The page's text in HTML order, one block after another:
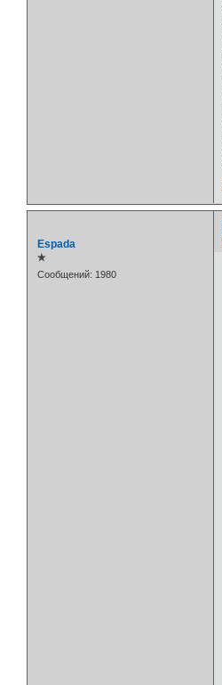
Espada
✯
Сообщений: 1980